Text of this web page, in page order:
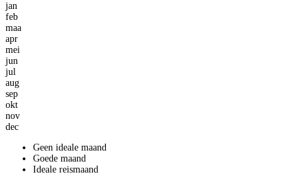
jan
feb
maa
apr
mei
jun
jul
aug
sep
okt
nov
dec
Geen ideale maand
Goede maand
Ideale reismaand